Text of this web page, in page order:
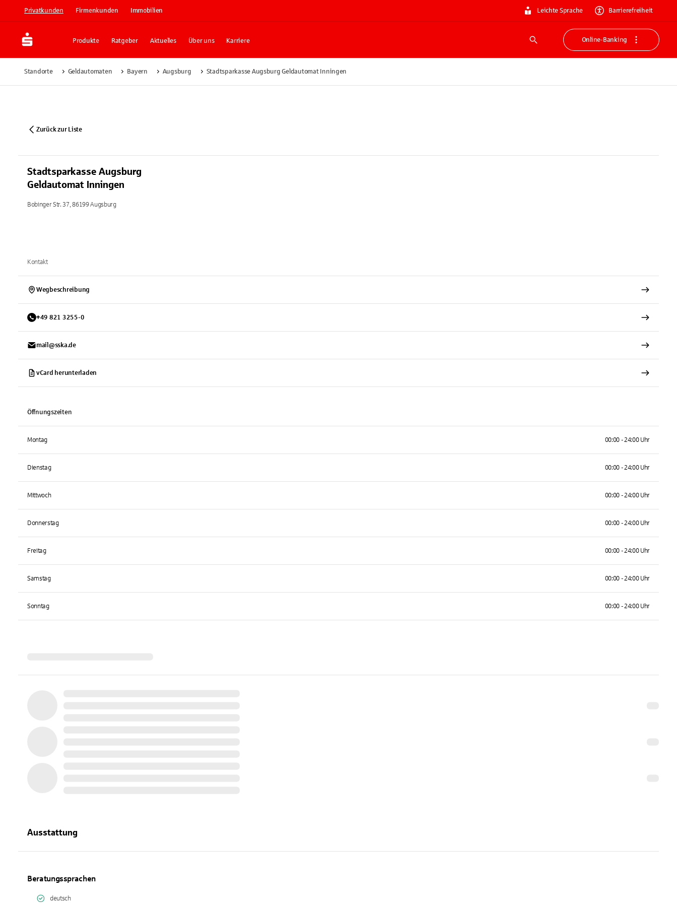
Privatkunden Firmenkunden Immobilien Leichte Sprache Barrierefreiheit
Produkte Ratgeber Aktuelles Über uns Karriere
Suche
Online-Banking
Standorte Geldautomaten Bayern Augsburg Stadtsparkasse Augsburg Geldautomat Inningen
Zurück zur Liste
Stadtsparkasse Augsburg
Geldautomat Inningen
Bobinger Str. 37, 86199 Augsburg
Kontakt
Wegbeschreibung
+49 821 3255-0
mail@sska.de
vCard herunterladen
Öffnungszeiten
Montag 00:00 - 24:00 Uhr
Dienstag 00:00 - 24:00 Uhr
Mittwoch 00:00 - 24:00 Uhr
Donnerstag 00:00 - 24:00 Uhr
Freitag 00:00 - 24:00 Uhr
Samstag 00:00 - 24:00 Uhr
Sonntag 00:00 - 24:00 Uhr
Ausstattung
Beratungssprachen
deutsch